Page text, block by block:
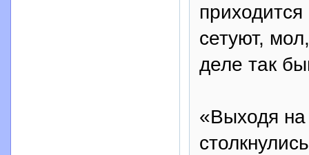
сетуют,
деле так
«Выходя